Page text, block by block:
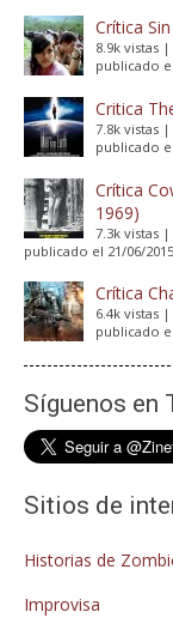
Crítica
8.9k vistas |
publicado
Critica
7.8k vistas |
publicado
Crítica
1969)
7.3k vistas |
publicado el 21/06/2015
Crítica
6.4k vistas |
publicado
Síguenos en
Sitios de
Historias de
Improvisa